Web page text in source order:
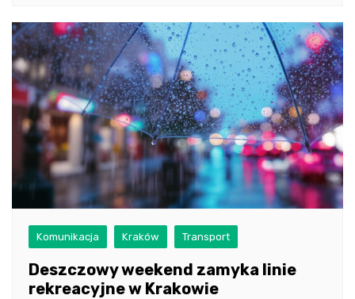
Komunikacja Kraków Transport
Deszczowy weekend zamyka linie
rekreacyjne w Krakowie